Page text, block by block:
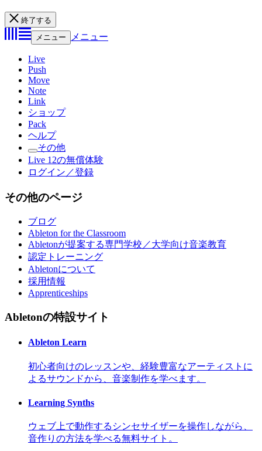
終了する
メニュー
メニュー
Live
Push
Move
Note
Link
ショップ
Pack
ヘルプ
その他
Live 12の無償体験
ログイン／登録
その他のページ
ブログ
Ableton for the Classroom
Abletonが提案する専門学校／大学向け音楽教育
認定トレーニング
Abletonについて
採用情報
Apprenticeships
Abletonの特設サイト
Ableton Learn
初心者向けのレッスンや、経験豊富なアーティストに
よるサウンドから、音楽制作を学べます。
Learning Synths
ウェブ上で動作するシンセサイザーを操作しながら、
音作りの方法を学べる無料サイト。